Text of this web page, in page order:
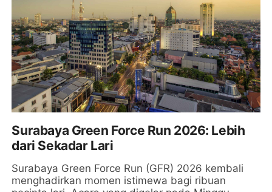
Surabaya Green Force Run 2026: Lebih
dari Sekadar Lari
Surabaya Green Force Run (GFR) 2026 kembali
menghadirkan momen istimewa bagi ribuan